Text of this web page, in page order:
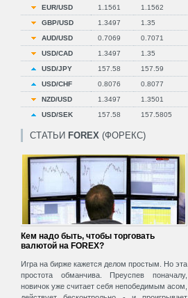
EUR/USD 1.1561
1.1562
GBP/USD
1.3497
1.35
AUD/USD
0.7069
0.7071
USD/CAD
1.3497
1.35
USD/JPY
157.58
157.59
USD/CHF
0.8076
0.8077
NZD/USD
1.3497
1.3501
USD/SEK
157.58 157.5805
СТАТЬИ FOREX (ФОРЕКС)
Кем надо быть, чтобы торговать
валютой на FOREX?
Игра на бирже кажется делом простым. Но эта
простота обманчива. Преуспев поначалу,
новичок уже считает себя непобедимым асом,